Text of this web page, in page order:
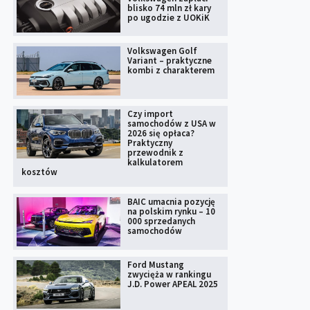
blisko 74 mln zł kary
po ugodzie z UOKiK
Volkswagen Golf
Variant – praktyczne
kombi z charakterem
Czy import
samochodów z USA w
2026 się opłaca?
Praktyczny
przewodnik z
kalkulatorem
kosztów
BAIC umacnia pozycję
na polskim rynku – 10
000 sprzedanych
samochodów
Ford Mustang
zwycięża w rankingu
J.D. Power APEAL 2025